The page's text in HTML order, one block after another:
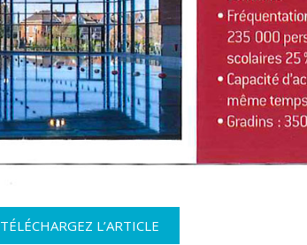
TÉLÉCHARGEZ L’ARTICLE